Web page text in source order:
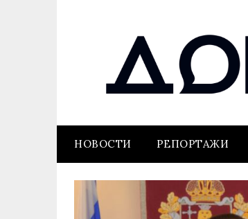
НОВОСТИ РЕПОРТАЖИ